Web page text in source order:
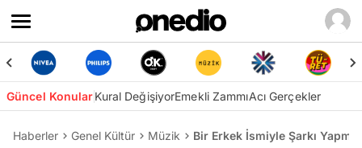
Güncel KonularKural DeğişiyorEmekli ZammıAcı Gerçekler
Haberler Genel Kültür Müzik Bir Erkek İsmiyle Şarkı